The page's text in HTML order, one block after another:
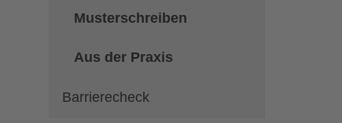
Musterschreiben
Aus der Praxis
Barrierecheck